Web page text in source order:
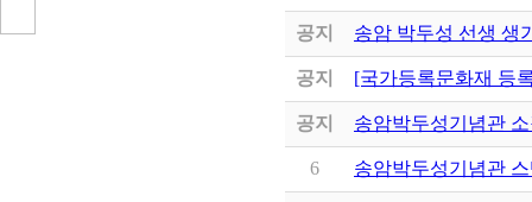
공지 송암 박두성 선생 생
공지 [국가등록문화재 등
공지 송암박두성기념관
6 송암박두성기념관